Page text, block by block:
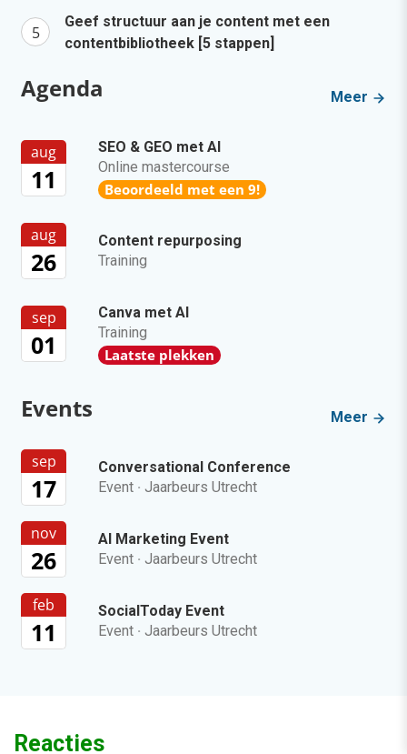
Geef structuur aan je content met een
contentbibliotheek [5 stappen]
Agenda Meer
aug
11
SEO & GEO met AI
Online mastercourse
Beoordeeld met een 9!
aug
26
Content repurposing
Training
sep
01
Canva met AI
Training
Laatste plekken
Events Meer
sep
17
Conversational Conference
Event · Jaarbeurs Utrecht
nov
26
AI Marketing Event
Event · Jaarbeurs Utrecht
feb
11
SocialToday Event
Event · Jaarbeurs Utrecht
Reacties